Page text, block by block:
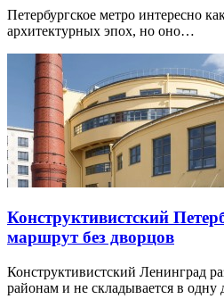
Петербургское метро интересно
архитектурных эпох, но оно…
Конструктивистский
маршрут без дворцов
Конструктивистский Ленинград
районам и не складывается в